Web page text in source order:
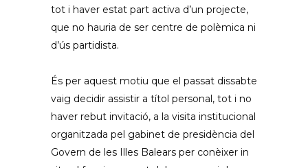
tot i haver estat part activa d’un projecte,
que no hauria de ser centre de polèmica ni
d’ús partidista.
És per aquest motiu que el passat dissabte
vaig decidir assistir a títol personal, tot i no
haver rebut invitació, a la visita institucional
organitzada pel gabinet de presidència del
Govern de les Illes Balears per conèixer in